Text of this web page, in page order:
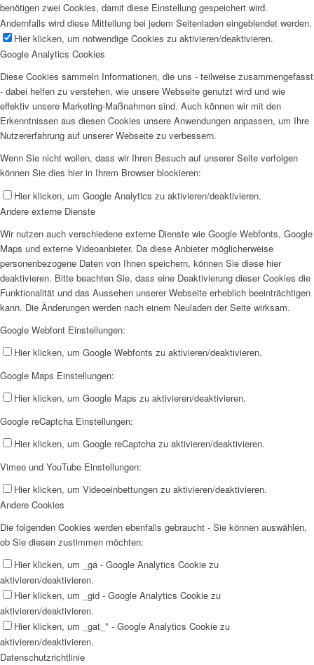
benötigen zwei Cookies, damit diese Einstellung gespeichert wird.
Andernfalls wird diese Mitteilung bei jedem Seitenladen eingeblendet werden.
Hier klicken, um notwendige Cookies zu aktivieren/deaktivieren.
Google Analytics Cookies
Diese Cookies sammeln Informationen, die uns - teilweise zusammengefasst
- dabei helfen zu verstehen, wie unsere Webseite genutzt wird und wie
effektiv unsere Marketing-Maßnahmen sind. Auch können wir mit den
Erkenntnissen aus diesen Cookies unsere Anwendungen anpassen, um Ihre
Nutzererfahrung auf unserer Webseite zu verbessern.
Wenn Sie nicht wollen, dass wir Ihren Besuch auf unserer Seite verfolgen
können Sie dies hier in Ihrem Browser blockieren:
Hier klicken, um Google Analytics zu aktivieren/deaktivieren.
Andere externe Dienste
Wir nutzen auch verschiedene externe Dienste wie Google Webfonts, Google
Maps und externe Videoanbieter. Da diese Anbieter möglicherweise
personenbezogene Daten von Ihnen speichern, können Sie diese hier
deaktivieren. Bitte beachten Sie, dass eine Deaktivierung dieser Cookies die
Funktionalität und das Aussehen unserer Webseite erheblich beeinträchtigen
kann. Die Änderungen werden nach einem Neuladen der Seite wirksam.
Google Webfont Einstellungen:
Hier klicken, um Google Webfonts zu aktivieren/deaktivieren.
Google Maps Einstellungen:
Hier klicken, um Google Maps zu aktivieren/deaktivieren.
Google reCaptcha Einstellungen:
Hier klicken, um Google reCaptcha zu aktivieren/deaktivieren.
Vimeo und YouTube Einstellungen:
Hier klicken, um Videoeinbettungen zu aktivieren/deaktivieren.
Andere Cookies
Die folgenden Cookies werden ebenfalls gebraucht - Sie können auswählen,
ob Sie diesen zustimmen möchten:
Hier klicken, um _ga - Google Analytics Cookie zu
aktivieren/deaktivieren.
Hier klicken, um _gid - Google Analytics Cookie zu
aktivieren/deaktivieren.
Hier klicken, um _gat_* - Google Analytics Cookie zu
aktivieren/deaktivieren.
Datenschutzrichtlinie